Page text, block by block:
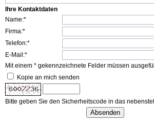
Ihre Kontaktdaten
Name:*
Firma:*
Telefon:*
E-Mail:*
Mit einem * gekennzeichnete Felder müssen
Kopie an mich senden
Bitte geben Sie den Sicherheitscode in das